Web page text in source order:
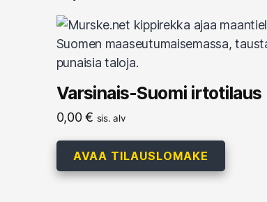
Varsinais-Suomi irtotilaus
0,00€ sis. alv
AVAA TILAUSLOMAKE